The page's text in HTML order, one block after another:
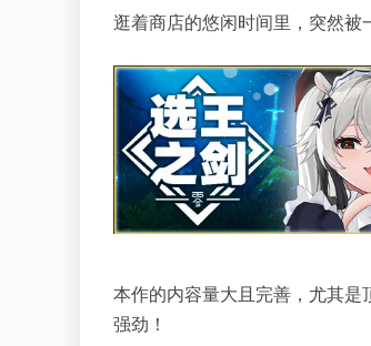
逛着商店的悠闲时间里，突然被
本作的内容量大且完善，尤其
强劲！